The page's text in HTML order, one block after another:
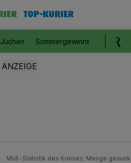
Jüchen Sommergewinnspiel
Müll-Statistik des Kreises: Menge